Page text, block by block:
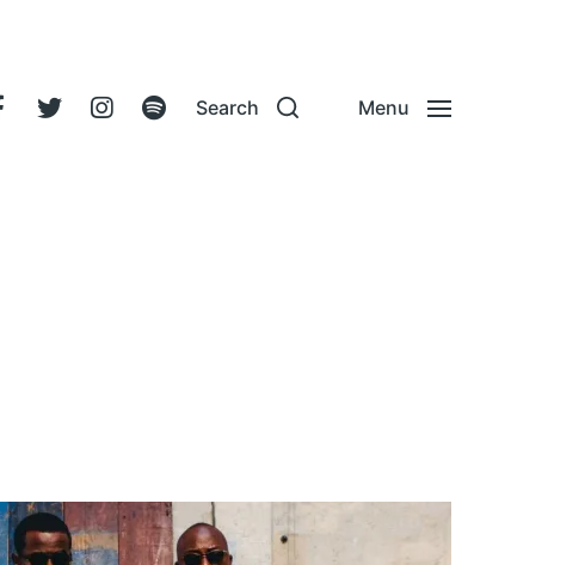
Search Menu